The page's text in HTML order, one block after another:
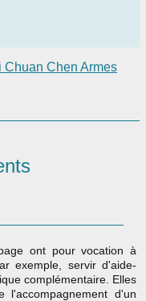
Chuan Chen Armes
ont pour vocation à
exemple, servir d'aide-
complémentaire. Elles
l'accompagnement d'un